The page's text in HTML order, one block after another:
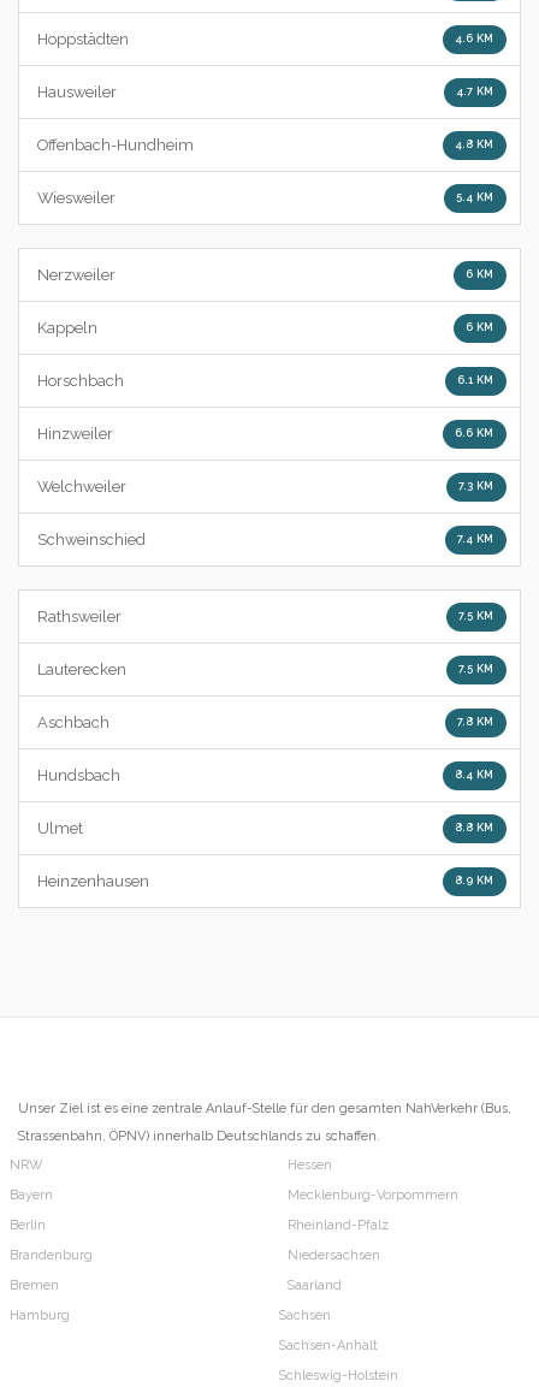
Hoppstädten 4.6 KM
Hausweiler 4.7 KM
Offenbach-Hundheim 4.8 KM
Wiesweiler 5.4 KM
Nerzweiler 6 KM
Kappeln 6 KM
Horschbach 6.1 KM
Hinzweiler 6.6 KM
Welchweiler 7.3 KM
Schweinschied 7.4 KM
Rathsweiler 7.5 KM
Lauterecken 7.5 KM
Aschbach 7.8 KM
Hundsbach 8.4 KM
Ulmet 8.8 KM
Heinzenhausen 8.9 KM
Unser Ziel ist es eine zentrale Anlauf-Stelle für den gesamten NahVerkehr (Bus,
Strassenbahn, ÖPNV) innerhalb Deutschlands zu schaffen.
NRW
Bayern
Berlin
Brandenburg
Bremen
Hamburg
Hessen
Mecklenburg-Vorpommern
Rheinland-Pfalz
Niedersachsen
Saarland
Sachsen
Sachsen-Anhalt
Schleswig-Holstein